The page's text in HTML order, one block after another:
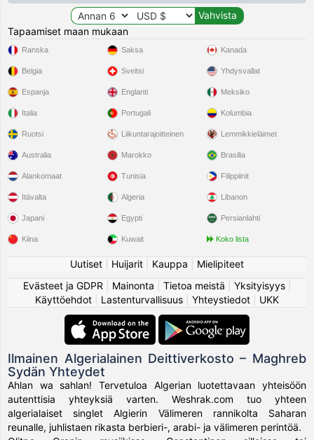
Tapaamiset maan mukaan
Ranska
Belgia
Espanja
Italia
Ruotsi
Saksa
Sveitsi
Englanti
Portugali
Liikuntarajoitteinen
Kanada
Yhdysvallat
Meksiko
Kolumbia
Lemmikkieläimet
Australia
Alankomaat
Itävalta
Japani
Kiina
Marokko
Tunisia
Algeria
Egypti
Kuwait
Brasilia
Filippiinit
Libanon
Persianlahti
Koko lista
Uutiset Huijarit Kauppa
Mielipiteet
Evästeet ja GDPR
Mainonta Tietoa meistä Yksityisyys|
Käyttöehdot
Lastenturvallisuus Yhteystiedot UKK
Ilmainen Algerialainen Deittiverkosto – Maghreb
Sydän Yhteydet
Ahlan wa sahlan! Tervetuloa Algerian luotettavaan yhteisöön
autenttisia yhteyksiä varten. Weshrak.com tuo yhteen
algerialaiset singlet Algierin Välimeren rannikolta Saharan
reunalle, juhlistaen rikasta berbieri-, arabi- ja välimeren perintöä.